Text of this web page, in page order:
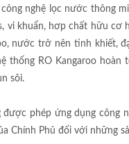
nghệ lọc nước thông
khuẩn, hơp chất hữu cơ
nước trở nên tinh khiết,
RO Kangaroo hoàn
sôi.
phép ứng dụng công
Chính Phủ đối với những